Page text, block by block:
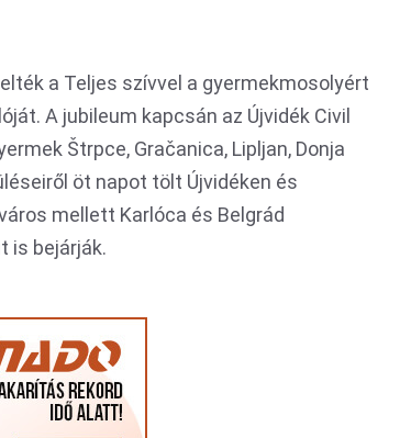
a Teljes szívvel a gyermekmosolyért
A jubileum kapcsán az Újvidék Civil
Štrpce, Gračanica, Lipljan, Donja
öt napot tölt Újvidéken és
mellett Karlóca és Belgrád
is bejárják.